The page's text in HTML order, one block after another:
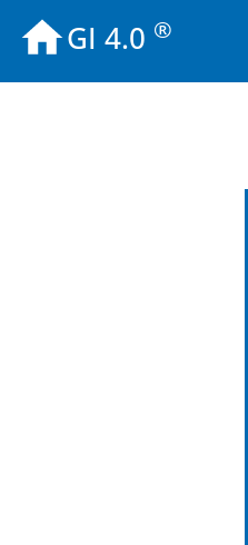
GI 4.0 ®